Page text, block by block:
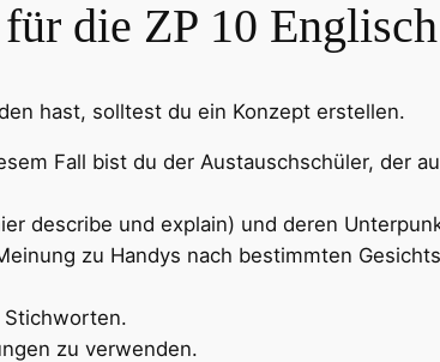
die ZP 10
hast, solltest du ein Konzept erstellen.
Fall bist du der Austauschschüler, der
describe und explain) und deren
zu Handys nach bestimmten
Stichworten.
zu verwenden.